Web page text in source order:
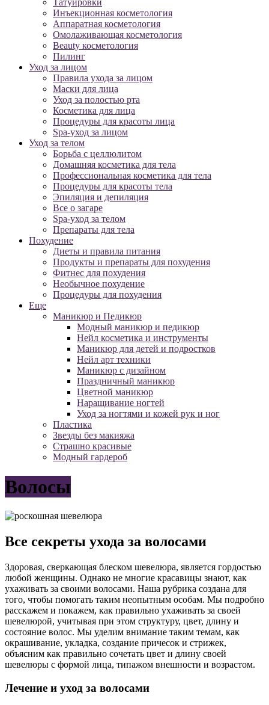
Татуировки
Инъекционная косметология
Аппаратная косметология
Омолаживающая косметология
Beauty косметология
Пилинг
Уход за лицом
Правила ухода за лицом
Маски для лица
Уход за полостью рта
Косметика для лица
Процедуры для красоты лица
Spa-уход за лицом
Уход за телом
Борьба с целлюлитом
Домашняя косметика для тела
Профессиональная косметика для тела
Процедуры для красоты тела
Эпиляция и депиляция
Все о загаре
Spa-уход за телом
Препараты для тела
Похудение
Диеты и правила питания
Продукты и препараты для похудения
Фитнес для похудения
Необычное похудение
Процедуры для похудения
Еще
Маникюр и Педикюр
Модный маникюр и педикюр
Нейл косметика и инструменты
Маникюр для детей и подростков
Нейл арт техники
Маникюр с дизайном
Праздничный маникюр
Цветной маникюр
Наращивание ногтей
Уход за ногтями и кожей рук и ног
Пластика
Звезды без макияжа
Страшно красивые
Модный гардероб
Волосы
Все секреты ухода за волосами
Здоровая, сверкающая блеском шевелюра, является гордостью
любой женщины. Однако не многие красавицы знают, как
ухаживать за своими волосами. Наша рубрика создана для
того, чтобы помогать таким неопытным особам. Мы подробно
расскажем и покажем, как правильно ухаживать за своей
шевелюрой, учитывая при этом структуру, цвет, длину и
состояние волос. Мы уделим внимание таким темам, как
окрашивание, укладка, создание причесок и стрижек,
объясним как правильно сочетать цвет и длину своей
шевелюры с формой лица, типажом внешности и возрастом.
Лечение и уход за волосами